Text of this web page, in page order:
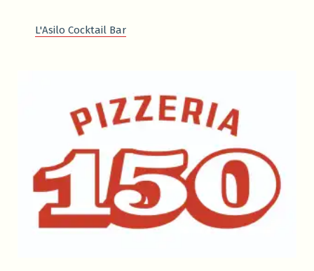
L'Asilo Cocktail Bar